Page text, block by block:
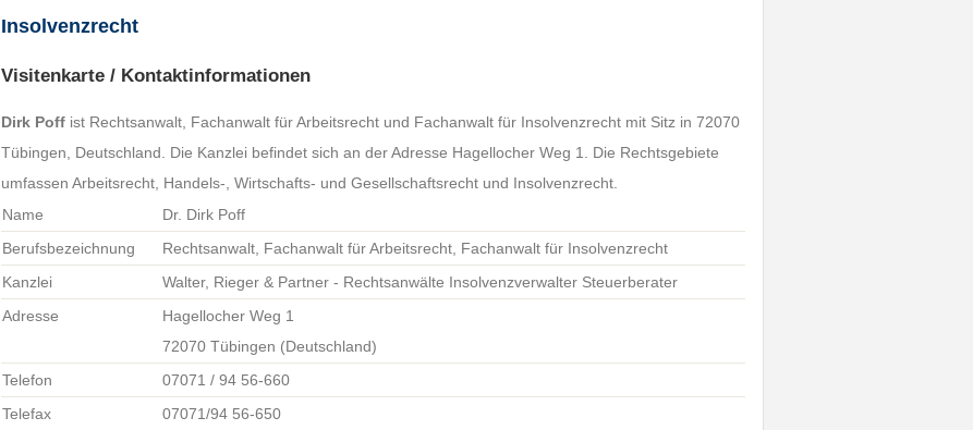
Insolvenzrecht
Visitenkarte / Kontaktinformationen
Dirk Poff ist Rechtsanwalt, Fachanwalt für Arbeitsrecht und Fachanwalt für Insolvenzrecht mit Sitz in 72070
Tübingen, Deutschland. Die Kanzlei befindet sich an der Adresse Hagellocher Weg 1. Die Rechtsgebiete
umfassen Arbeitsrecht, Handels-, Wirtschafts- und Gesellschaftsrecht und Insolvenzrecht.
Name
Dr. Dirk Poff
Berufsbezeichnung
Rechtsanwalt, Fachanwalt für Arbeitsrecht, Fachanwalt für Insolvenzrecht
Kanzlei
Walter, Rieger & Partner - Rechtsanwälte Insolvenzverwalter Steuerberater
Adresse
Hagellocher Weg 1
72070 Tübingen (Deutschland)
Telefon
07071 / 94 56-660
Telefax
07071/94 56-650